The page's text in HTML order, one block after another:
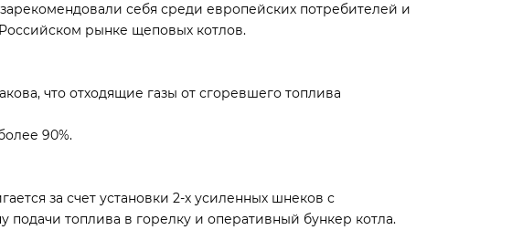
себя среди европейских потребителей и
рынке щеповых котлов.
что отходящие газы от сгоревшего топлива
90%.
за счет установки 2-х усиленных шнеков с
топлива в горелку и оперативный бункер котла.